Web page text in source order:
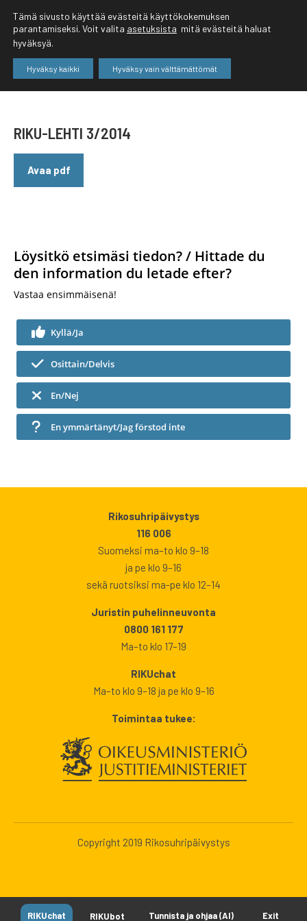
RIKUchat RIKUbot Tunnista ja ohjaa (AI) Exit
RIKU-LEHTI 3/2014
Avaa pdf
Löysitkö etsimäsi tiedon? / Hittade du
den information du letade efter?
Vastaa ensimmäisenä!
Kyllä/Ja
Osittain/Delvis
En/Nej
En ymmärtänyt/Jag förstod inte
Rikosuhripäivystys
116 006
Suomeksi ma–to klo 9–18
ja pe klo 9–16
sekä ruotsiksi ma-pe klo 12–14
Juristin puhelinneuvonta
0800 161 177
Ma–to klo 17–19
RIKUchat
Ma–to klo 9–18 ja pe klo 9–16
Toimintaa tukee:
Copyright 2019 Rikosuhripäivystys
Tämä sivusto käyttää evästeitä käyttökokemuksen
parantamiseksi. Voit valita asetuksista mitä evästeitä haluat
hyväksyä.
Hyväksy kaikki Hyväksy vain välttämättömät